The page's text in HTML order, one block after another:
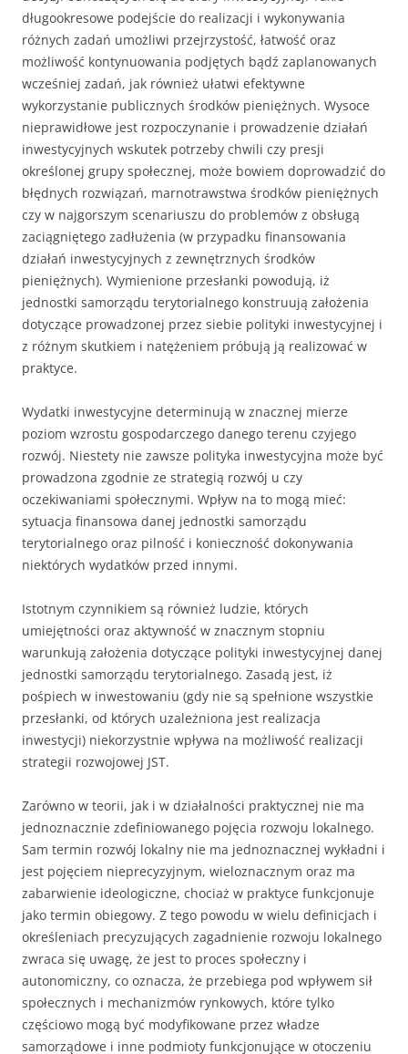
długookresowe podejście do realizacji i wykonywania
różnych zadań umożliwi przejrzystość, łatwość oraz
możliwość kontynuowania podjętych bądź zaplanowanych
wcześniej zadań, jak również ułatwi efektywne
wykorzystanie publicznych środków pieniężnych. Wysoce
nieprawidłowe jest rozpoczynanie i prowadzenie działań
inwestycyjnych wskutek potrzeby chwili czy presji
określonej grupy społecznej, może bowiem doprowadzić do
błędnych rozwiązań, marnotrawstwa środków pieniężnych
czy w najgorszym scenariuszu do problemów z obsługą
zaciągniętego zadłużenia (w przypadku finansowania
działań inwestycyjnych z zewnętrznych środków
pieniężnych). Wymienione przesłanki powodują, iż
jednostki samorządu terytorialnego konstruują założenia
dotyczące prowadzonej przez siebie polityki inwestycyjnej i
z różnym skutkiem i natężeniem próbują ją realizować w
praktyce.
Wydatki inwestycyjne determinują w znacznej mierze
poziom wzrostu gospodarczego danego terenu czyjego
rozwój. Niestety nie zawsze polityka inwestycyjna może być
prowadzona zgodnie ze strategią rozwój u czy
oczekiwaniami społecznymi. Wpływ na to mogą mieć:
sytuacja finansowa danej jednostki samorządu
terytorialnego oraz pilność i konieczność dokonywania
niektórych wydatków przed innymi.
Istotnym czynnikiem są również ludzie, których
umiejętności oraz aktywność w znacznym stopniu
warunkują założenia dotyczące polityki inwestycyjnej danej
jednostki samorządu terytorialnego. Zasadą jest, iż
pośpiech w inwestowaniu (gdy nie są spełnione wszystkie
przesłanki, od których uzależniona jest realizacja
inwestycji) niekorzystnie wpływa na możliwość realizacji
strategii rozwojowej JST.
Zarówno w teorii, jak i w działalności praktycznej nie ma
jednoznacznie zdefiniowanego pojęcia rozwoju lokalnego.
Sam termin rozwój lokalny nie ma jednoznacznej wykładni i
jest pojęciem nieprecyzyjnym, wieloznacznym oraz ma
zabarwienie ideologiczne, chociaż w praktyce funkcjonuje
jako termin obiegowy. Z tego powodu w wielu definicjach i
określeniach precyzujących zagadnienie rozwoju lokalnego
zwraca się uwagę, że jest to proces społeczny i
autonomiczny, co oznacza, że przebiega pod wpływem sił
społecznych i mechanizmów rynkowych, które tylko
częściowo mogą być modyfikowane przez władze
samorządowe i inne podmioty funkcjonujące w otoczeniu